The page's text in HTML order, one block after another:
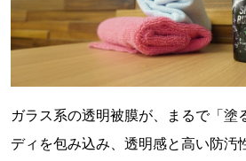
ガラス系の透明被膜が、まるで「塗
ディを包み込み、透明感と高い防汚